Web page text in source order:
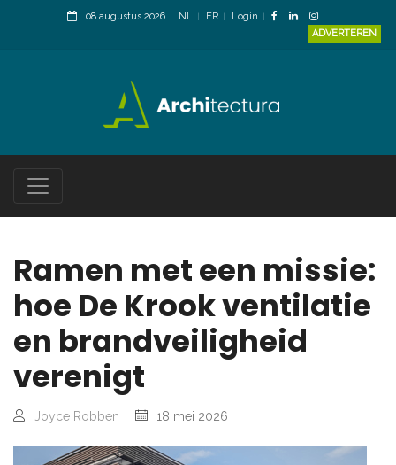
08 augustus 2026 NL FR
Login
ADVERTEREN
Ramen met een missie:
hoe De Krook ventilatie
en brandveiligheid
verenigt
Joyce Robben 18 mei 2026